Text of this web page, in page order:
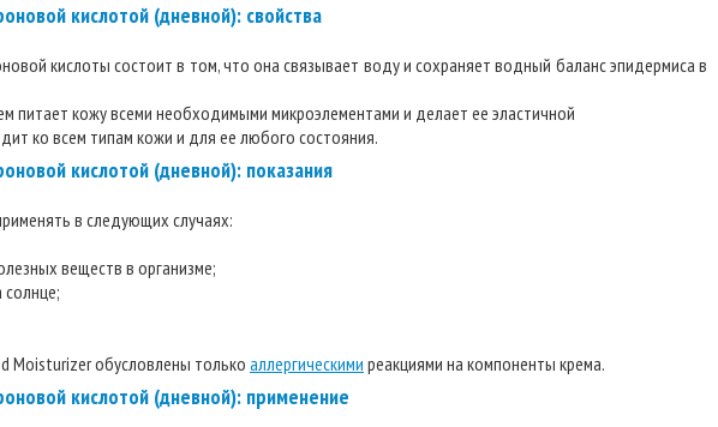
кислотой (дневной): свойства
кислоты состоит в том, что она связывает воду и сохраняет водный баланс эпидермиса в
питает кожу всеми необходимыми микроэлементами и делает ее эластичной
ко всем типам кожи и для ее любого состояния.
кислотой (дневной): показания
в следующих случаях:
веществ в организме;
Moisturizer обусловлены только аллергическими реакциями на компоненты крема.
кислотой (дневной): применение